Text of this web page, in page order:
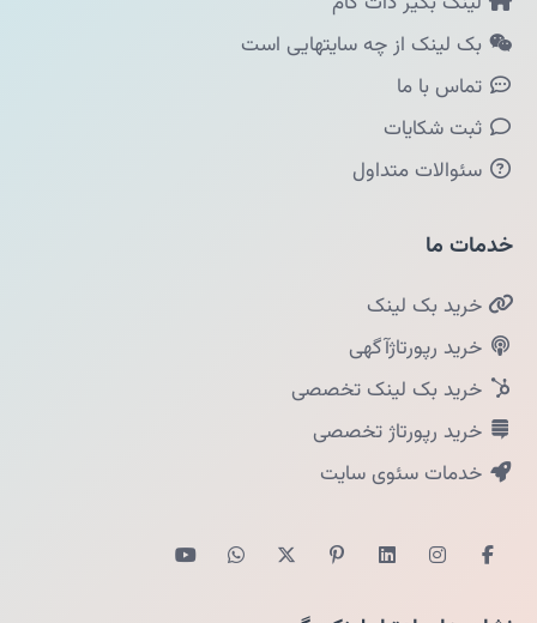
بک لینک از چه سایتهایی است
تماس با ما
ثبت شکایات
سئوالات متداول
خدمات ما
خرید بک لینک
خرید رپورتاژآگهی
خرید بک لینک تخصصی
خرید رپورتاژ تخصصی
خدمات سئوی سایت